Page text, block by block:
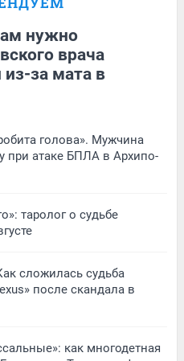
нужно
врача
за мата в
голова». Мужчина
при атаке БПЛА в Архипо-
таролог о судьбе
сложилась судьба
после скандала в
как многодетная